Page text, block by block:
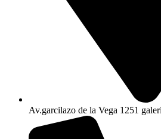
Av.garcilazo de la Vega 1251